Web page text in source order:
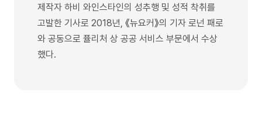
제작자 하비 와인스타인의 성추행 및 성적 착취를
고발한 기사로 2018년, 《뉴요커》의 기자 로넌 패로
와 공동으로 퓰리처 상 공공 서비스 부문에서 수상
했다.